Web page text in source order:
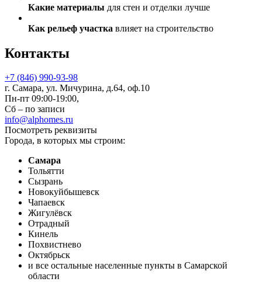
Какие материалы для стен и отделки лучше
Как рельеф участка влияет на строительство
Контакты
+7 (846) 990-93-98
г. Самара, ул. Мичурина, д.64, оф.10
Пн-пт 09:00-19:00,
Сб – по записи
info@alphomes.ru
Посмотреть реквизиты
Города, в которых мы строим:
Самара
Тольятти
Сызрань
Новокуйбышевск
Чапаевск
Жигулёвск
Отрадный
Кинель
Похвистнево
Октябрьск
и все остальные населенные пункты в Самарской
области